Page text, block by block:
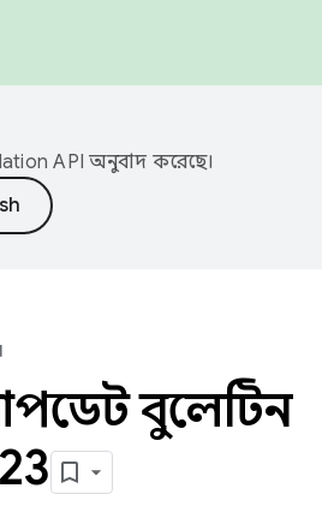
API অনুবাদ করেছে।
বুলেটিন